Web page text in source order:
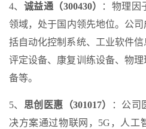
4、 诚益通（300430）
：物理因
领域，处于国内领先地位。公
括自动化控制系统、工业软件
评定设备、康复训练设备、物
备等。
5、 思创医惠（301017）
：公司
决方案通过物联网，5G，人工